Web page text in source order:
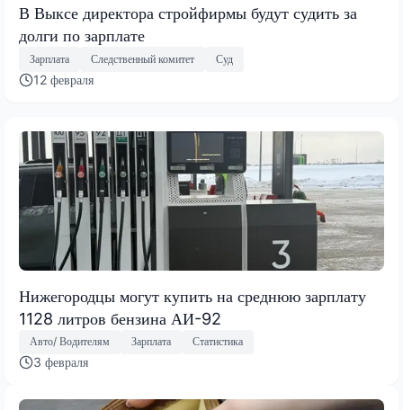
В Выксе директора стройфирмы будут судить за
долги по зарплате
Зарплата Следственный комитет Суд
12 февраля
Нижегородцы могут купить на среднюю зарплату
1128 литров бензина АИ-92
Авто/ Водителям Зарплата Статистика
3 февраля